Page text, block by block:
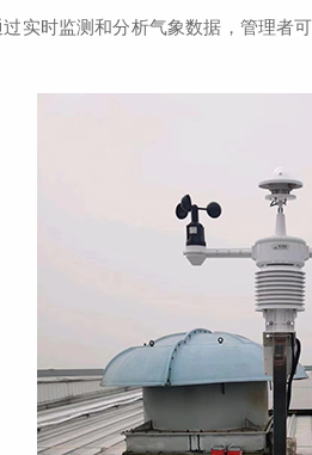
时监测和分析气象数据，管理者